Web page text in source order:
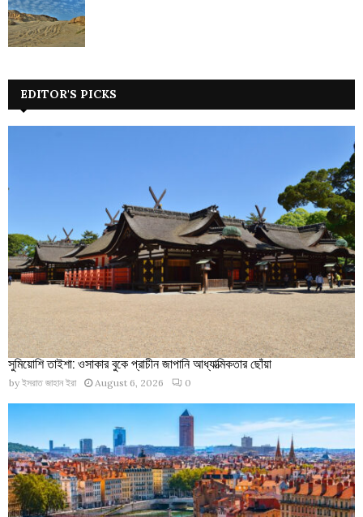
EDITOR'S PICKS
সুমিয়োশি তাইশা: ওসাকার বুকে প্রাচীন জাপানি আধ্যাত্মিকতার ছোঁয়া
by ইসরাত জাহান ইরা August 6, 2026 0